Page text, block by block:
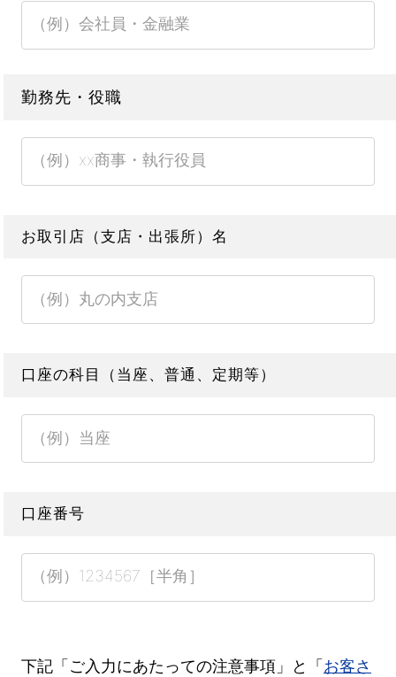
勤務先・役職
お取引店（支店・出張所）名
口座の科目（当座、普通、定期等）
口座番号
下記「ご入力にあたっての注意事項」と「 お客さ